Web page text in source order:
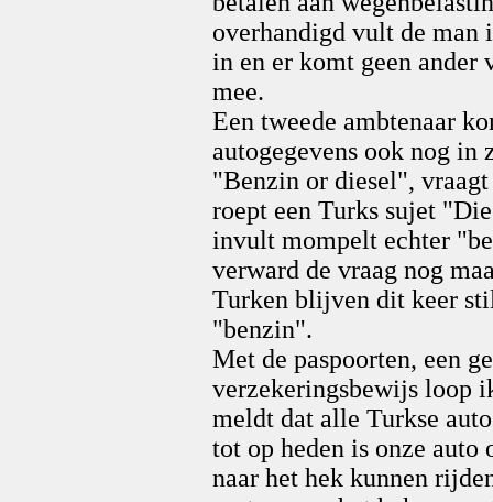
overhandigd vult de man
in en er komt geen
mee.
Een tweede ambtenaar
autogegevens ook nog
"Benzin or diesel",
roept een Turks sujet
invult mompelt echter
verward de vraag nog
Turken blijven dit keer
"benzin".
Met de paspoorten, een
verzekeringsbewijs loop
meldt dat alle Turkse
tot op heden is onze auto
naar het hek kunnen